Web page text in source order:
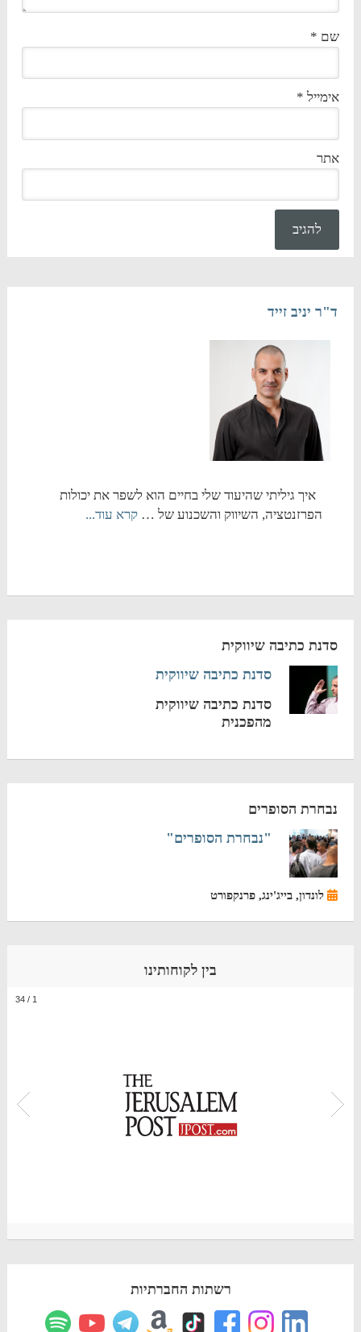
שם *
אימייל *
אתר
ד"ר יניב זייד
איך גיליתי שהיעוד שלי בחיים הוא לשפר את יכולות
הפרזנטציה, השיווק והשכנוע של … קרא עוד...
סדנת כתיבה שיווקית
סדנת כתיבה שיווקית
סדנת כתיבה שיווקית
מהפכנית
נבחרת הסופרים
"נבחרת הסופרים"
לונדון, בייג'ינג, פרנקפורט
בין לקוחותינו
1
/
34
רשתות החברתיות